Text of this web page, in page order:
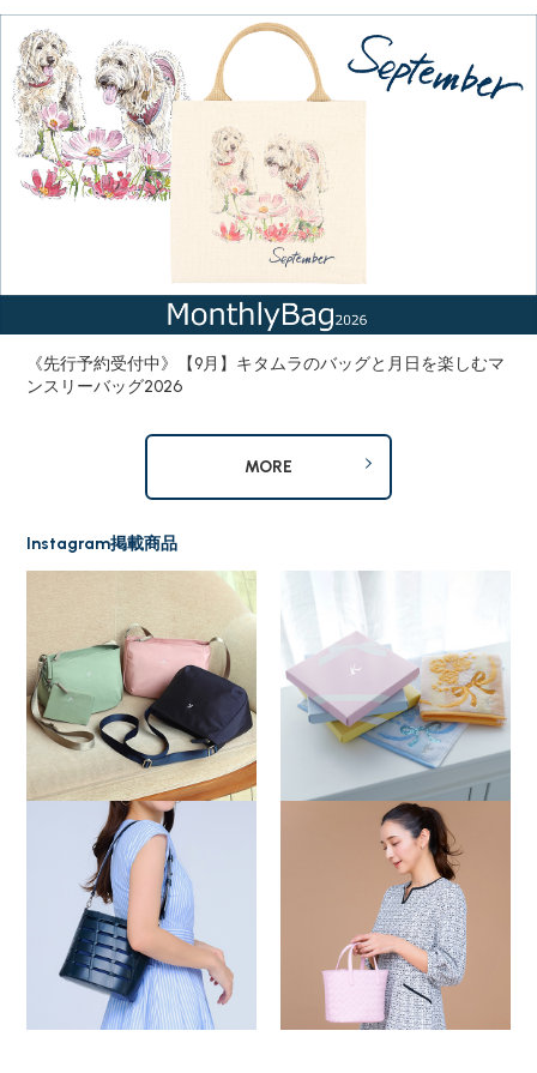
《先行予約受付中》【9月】キタムラのバッグと月日を楽しむマ
ンスリーバッグ2026
MORE
Instagram掲載商品